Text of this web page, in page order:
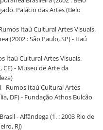
Palácio das Artes (Belo
Itaú Cultural Artes Visuais.
(2002 : São Paulo, SP) - Itaú
Itaú Cultural Artes Visuais.
CE) - Museu de Arte da
- Rumos Itaú Cultural Artes
DF) - Fundação Athos Bulcão
- Alfândega (1. : 2003 Rio de
RJ)